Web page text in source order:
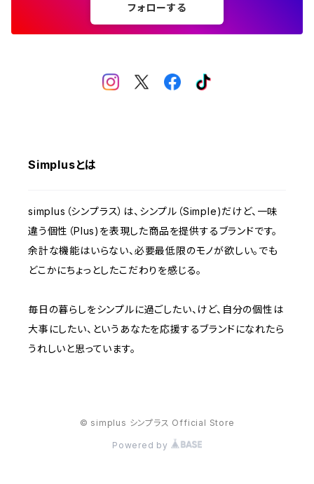
ラミネーター
モニター
電動ミシン
フォローする
Simplusとは
simplus（シンプラス）は、シンプル（Simple)だけど、一味
違う個性（Plus)を表現した商品を提供するブランドです。
余計な機能はいらない、必要最低限のモノが欲しい。でも
どこかにちょっとしたこだわりを感じる。
毎日の暮らしをシンプルに過ごしたい、けど、自分の個性は
大事にしたい、というあなたを応援するブランドになれたら
うれしいと思っています。
© simplus シンプラス Official Store
Powered by